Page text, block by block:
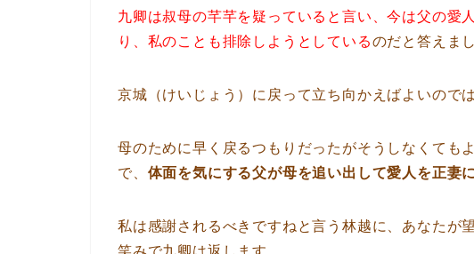
九卿は叔母の芊芊を疑っていると言い、今は父の愛
り、私のことも排除しようとしているのだと答えまし
京城（けいじょう）に戻って立ち向かえばよいのでは
母のために早く戻るつもりだったがそうしなくても
で、 体面を気にする父が母を追い出して愛人を正妻
私は感謝されるべきですねと言う林越に、あなたが
笑みで九卿は返します。